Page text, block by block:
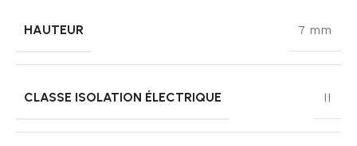
HAUTEUR 7 mm
CLASSE ISOLATION ÉLECTRIQUE II